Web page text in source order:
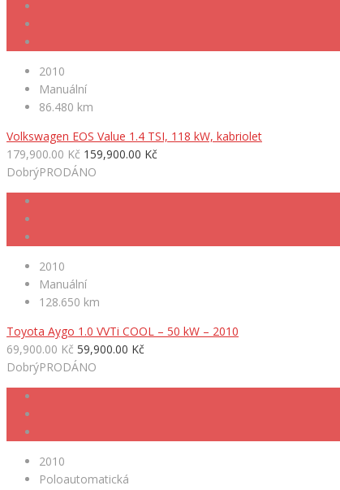
2010
Manuální
86.480 km
Volkswagen EOS Value 1.4 TSI, 118 kW, kabriolet
179,900.00 Kč 159,900.00 Kč
DobrýPRODÁNO
2010
Manuální
128.650 km
Toyota Aygo 1.0 VVTi COOL – 50 kW – 2010
69,900.00 Kč 59,900.00 Kč
DobrýPRODÁNO
2010
Poloautomatická